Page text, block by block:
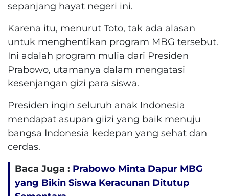
sepanjang hayat negeri ini.
Karena itu, menurut Toto, tak ada alasan
untuk menghentikan program MBG tersebut.
Ini adalah program mulia dari Presiden
Prabowo, utamanya dalam mengatasi
kesenjangan gizi para siswa.
Presiden ingin seluruh anak Indonesia
mendapat asupan giizi yang baik menuju
bangsa Indonesia kedepan yang sehat dan
cerdas.
Baca Juga : Prabowo Minta Dapur MBG
yang Bikin Siswa Keracunan Ditutup